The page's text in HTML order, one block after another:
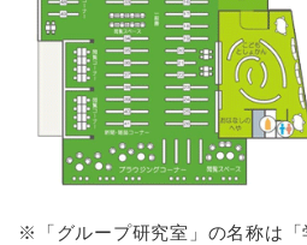
※「グループ研究室」の名称は「